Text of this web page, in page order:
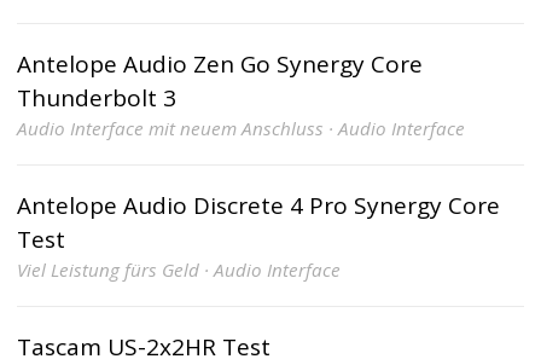
Antelope Audio Zen Go Synergy Core
Thunderbolt 3
Audio Interface mit neuem Anschluss · Audio Interface
Antelope Audio Discrete 4 Pro Synergy Core
Test
Viel Leistung fürs Geld · Audio Interface
Tascam US-2x2HR Test